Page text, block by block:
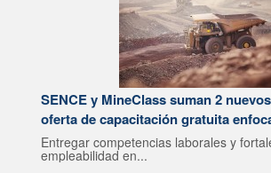
SENCE y MineClass suman 2
oferta de capacitación gratuita
Entregar competencias laborales y
empleabilidad en...